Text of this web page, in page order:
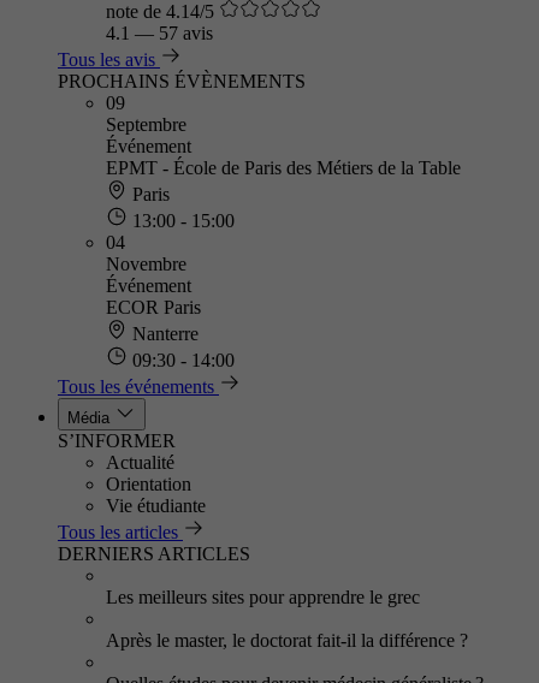
note de 4.14/5
4.1 — 57 avis
Tous les avis
PROCHAINS ÉVÈNEMENTS
09
Septembre
Événement
EPMT - École de Paris des Métiers de la Table
Paris
13:00 - 15:00
04
Novembre
Événement
ECOR Paris
Nanterre
09:30 - 14:00
Tous les événements
Média
S’INFORMER
Actualité
Orientation
Vie étudiante
Tous les articles
DERNIERS ARTICLES
Les meilleurs sites pour apprendre le grec
Après le master, le doctorat fait-il la différence ?